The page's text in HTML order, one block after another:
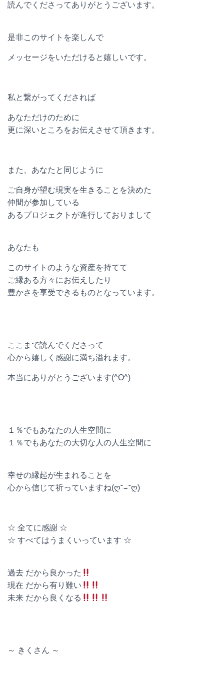
読んでくださってありがとうございます。
是非このサイトを楽しんで
メッセージをいただけると嬉しいです。
私と繋がってくだされば
あなただけのために
更に深いところをお伝えさせて頂きます。
また、あなたと同じように
ご自身が望む現実を生きることを決めた
仲間が参加している
あるプロジェクトが進行しておりまして
あなたも
このサイトのような資産を持てて
ご縁ある方々にお伝えしたり
豊かさを享受できるものとなっています。
ここまで読んでくださって
心から嬉しく感謝に満ち溢れます。
本当にありがとうございます(^O^)
１％でもあなたの人生空間に
１％でもあなたの大切な人の人生空間に
幸せの縁起が生まれることを
心から信じて祈っていますね(ღ˘⌣˘ღ)
☆ 全てに感謝 ☆
☆ すべてはうまくいっています ☆
過去 だから良かった
現在 だから有り難い
未来 だから良くなる
～ きくさん ～